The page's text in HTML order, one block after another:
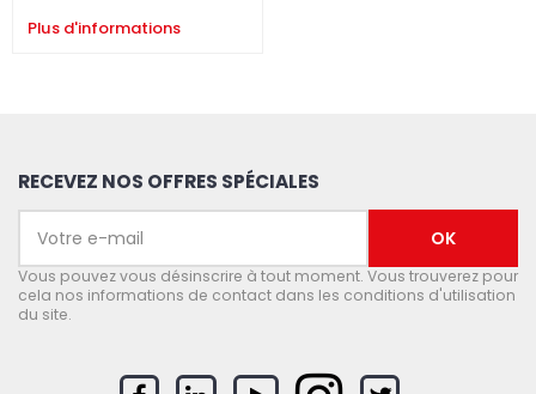
Plus d'informations
RECEVEZ NOS OFFRES SPÉCIALES
Vous pouvez vous désinscrire à tout moment. Vous trouverez pour
cela nos informations de contact dans les conditions d'utilisation
du site.